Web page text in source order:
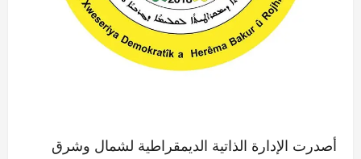
أصدرت الإدارة الذاتية الديمقراطية لشمال وشرق